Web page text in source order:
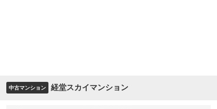
中古マンション 経堂スカイマンション